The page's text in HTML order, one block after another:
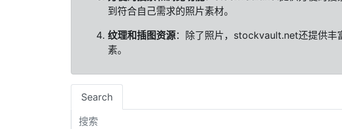
到符合自己需求的照片素材。
纹理和插图资源：除了照片，stockvault.net还提供丰
素。
Search